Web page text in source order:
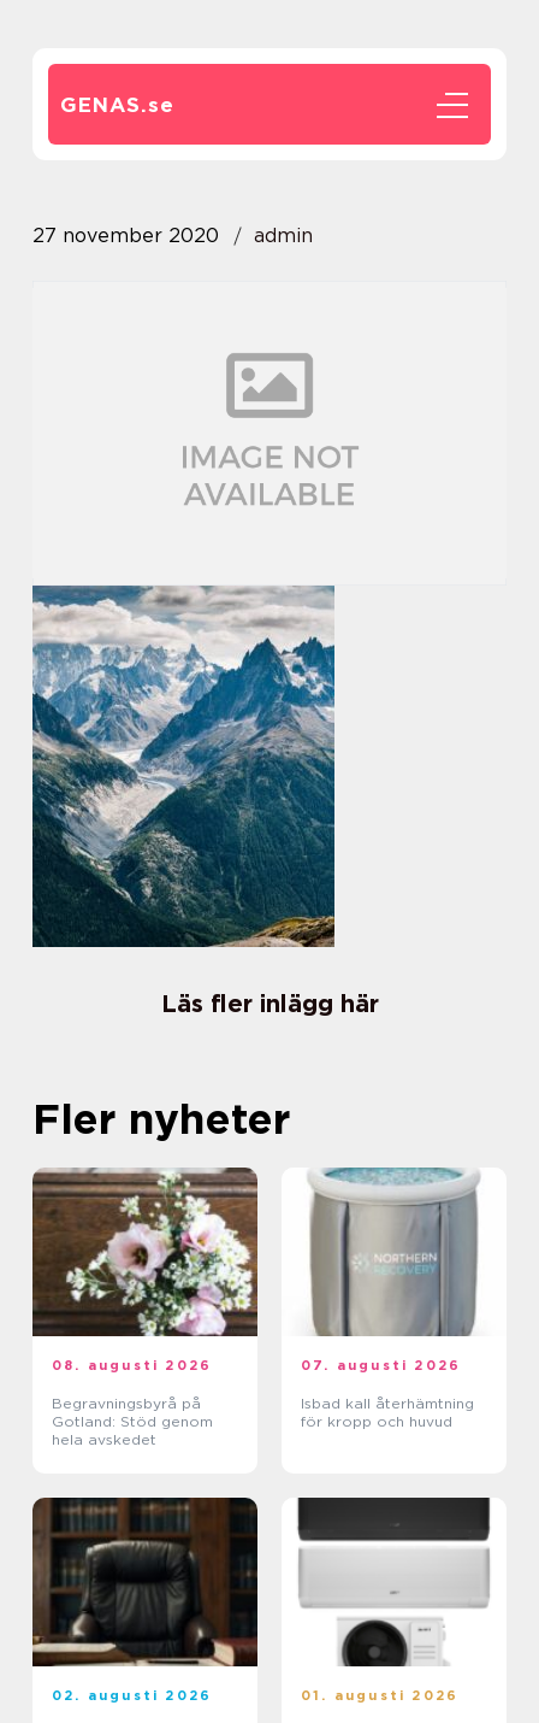
GENAS.se
27 november 2020 admin
Läs fler inlägg här
Fler nyheter
08. augusti 2026
Begravningsbyrå på
Gotland: Stöd genom
hela avskedet
07. augusti 2026
Isbad kall återhämtning
för kropp och huvud
02. augusti 2026 01. augusti 2026